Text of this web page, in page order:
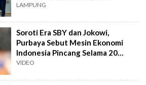
LAMPUNG
Soroti Era SBY dan Jokowi,
Purbaya Sebut Mesin Ekonomi
Indonesia Pincang Selama 20
Tahun
VIDEO